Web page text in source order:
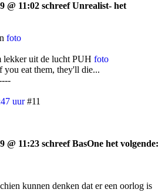
@ 11:02 schreef Unrealist- het
foto
lekker uit de lucht PUH foto
you eat them, they'll die...
uur #11
@ 11:23 schreef BasOne het volgende:
kunnen denken dat er een oorlog is